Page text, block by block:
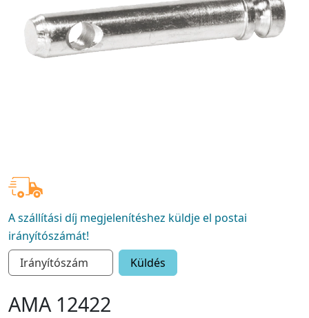
A szállítási díj megjelenítéshez küldje el postai
irányítószámát!
Küldés
AMA 12422